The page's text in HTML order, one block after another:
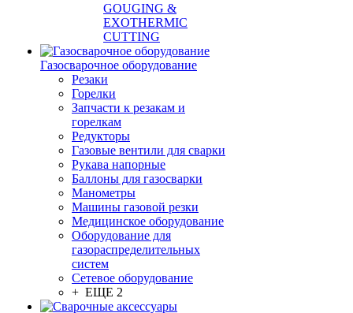
GOUGING &
EXOTHERMIC
CUTTING
Газосварочное оборудование
Резаки
Горелки
Запчасти к резакам и
горелкам
Редукторы
Газовые вентили для сварки
Рукава напорные
Баллоны для газосварки
Манометры
Машины газовой резки
Медицинское оборудование
Оборудование для
газораспределительных
систем
Сетевое оборудование
+ ЕЩЕ 2